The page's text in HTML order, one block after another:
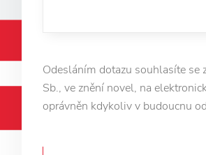
Odesláním dotazu souhlasíte
Sb., ve znění novel, na
oprávněn kdykoliv v budoucnu